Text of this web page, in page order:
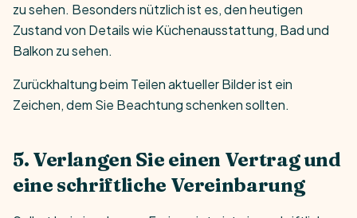
zu sehen. Besonders nützlich ist es, den heutigen
Zustand von Details wie Küchenausstattung, Bad und
Balkon zu sehen.
Zurückhaltung beim Teilen aktueller Bilder ist ein
Zeichen, dem Sie Beachtung schenken sollten.
5. Verlangen Sie einen Vertrag und
eine schriftliche Vereinbarung